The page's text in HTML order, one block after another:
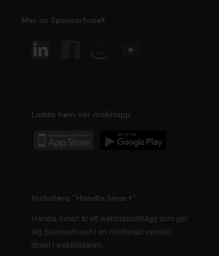
Mer av Sponsorhuset
Ladda hem vår mobilapp
Installera "Handla Smart"
Handla Smart är ett webbläsartillägg som ger
dig Sponsorhuset i en minifierad version,
direkt i webbläsaren.